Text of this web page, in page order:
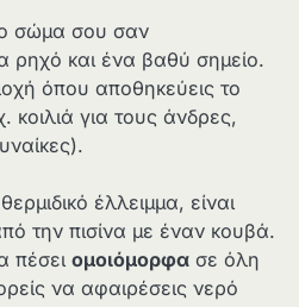
σώμα σου σαν
ρηχό και ένα βαθύ σημείο.
όπου αποθηκεύεις το
κοιλιά για τους άνδρες,
έλλειμμα, είναι
την πισίνα με έναν κουβά.
πέσει ομοιόμορφα σε όλη
να αφαιρέσεις νερό